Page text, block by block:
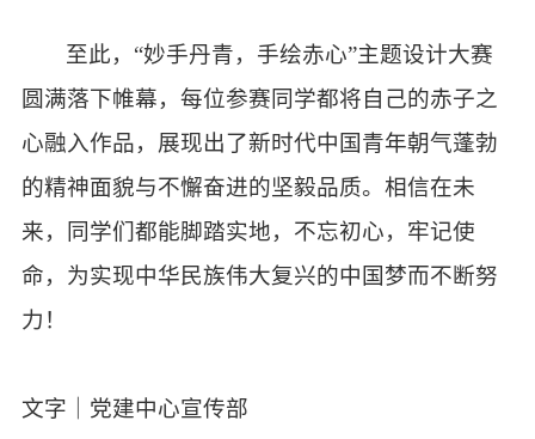
至此，“妙手丹青，手绘赤心”主题设计大赛
圆满落下帷幕，每位参赛同学都将自己的赤子之
心融入作品，展现出了新时代中国青年朝气蓬勃
的精神面貌与不懈奋进的坚毅品质。相信在未
来，同学们都能脚踏实地，不忘初心，牢记使
命，为实现中华民族伟大复兴的中国梦而不断努
力！
文字｜党建中心宣传部